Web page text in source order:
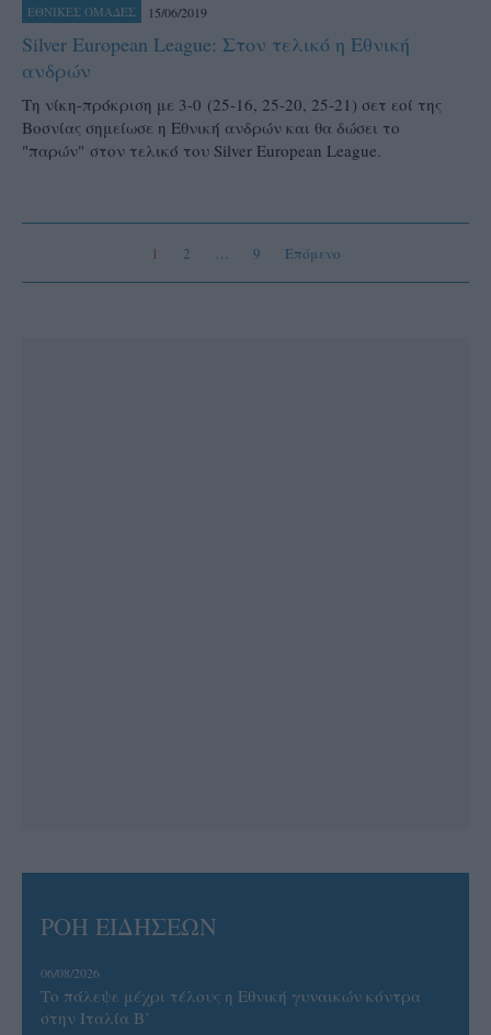
ΕΘΝΙΚΕΣ ΟΜΑΔΕΣ 15/06/2019
Silver European League: Στον τελικό η Εθνική
ανδρών
Τη νίκη-πρόκριση με 3-0 (25-16, 25-20, 25-21) σετ εοί της
Βοσνίας σημείωσε η Εθνική ανδρών και θα δώσει το
"παρών" στον τελικό του Silver European League.
1 2 … 9 Επόμενο
ΡΟΗ ΕΙΔΗΣΕΩΝ
06/08/2026
Το πάλεψε μέχρι τέλους η Εθνική γυναικών κόντρα
στην Ιταλία Β’